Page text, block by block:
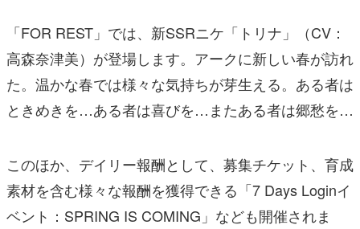
「FOR REST」では、新SSRニケ「トリナ」（CV：
高森奈津美）が登場します。アークに新しい春が訪れ
た。温かな春では様々な気持ちが芽生える。ある者は
ときめきを…ある者は喜びを…またある者は郷愁を…
このほか、デイリー報酬として、募集チケット、育成
素材を含む様々な報酬を獲得できる「7 Days Loginイ
ベント：SPRING IS COMING」なども開催されま